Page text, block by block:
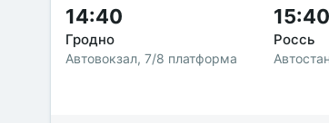
14:40
Гродно
Автовокзал, 7/8 платформа
15:40
Россь